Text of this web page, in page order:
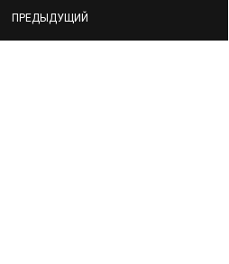
ПРЕДЫДУЩИЙ